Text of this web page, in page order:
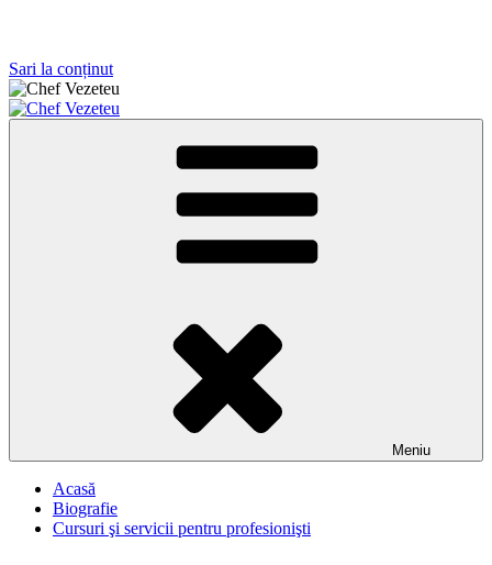
Sari la conținut
Antreprenor, instructor al prestigioasei Scuola Nazionale Maestri
Meniu
Acasă
Biografie
Cursuri şi servicii pentru profesionişti